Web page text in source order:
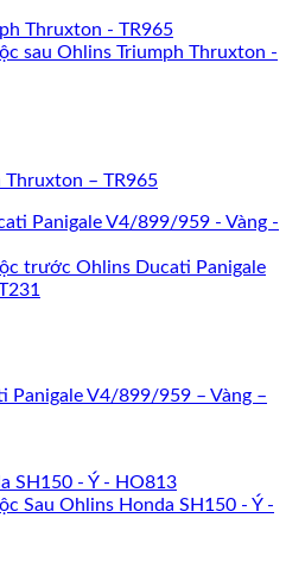
Thruxton – TR965
Panigale V4/899/959 – Vàng –